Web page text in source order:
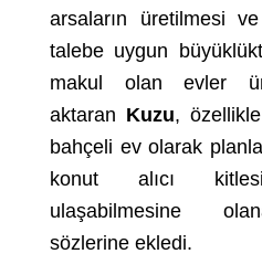
arsaların üretilmesi
talebe uygun
makul olan evler
aktaran Kuzu,
bahçeli ev olarak
konut alıcı
ulaşabilmesine
sözlerine ekledi.